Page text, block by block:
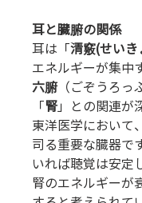
耳と臓腑の関係
耳は「清竅(せいき
エネルギーが集中
六腑（ごぞうろっ
「 腎」との関連が
東洋医学において
司る重要な臓器で
いれば聴覚は安定
腎のエネルギーが